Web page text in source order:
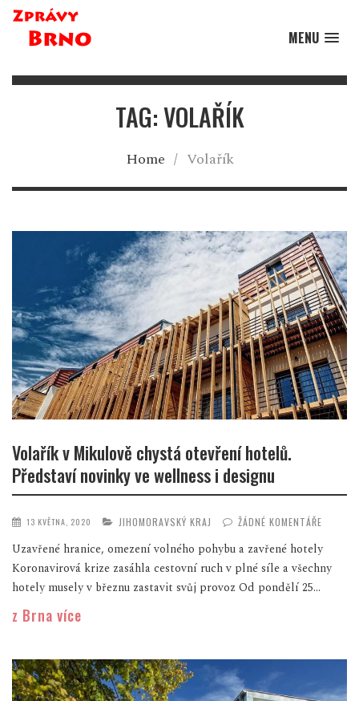
MENU
TAG: VOLAŘÍK
Home / Volařík
Volařík v Mikulově chystá otevření hotelů.
Představí novinky ve wellness i designu
13 KVĚTNA, 2020 JIHOMORAVSKÝ KRAJ ŽÁDNÉ KOMENTÁŘE
Uzavřené hranice, omezení volného pohybu a zavřené hotely
Koronavirová krize zasáhla cestovní ruch v plné síle a všechny
hotely musely v březnu zastavit svůj provoz Od pondělí 25...
z Brna více